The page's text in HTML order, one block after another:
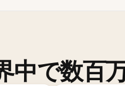
中で数百